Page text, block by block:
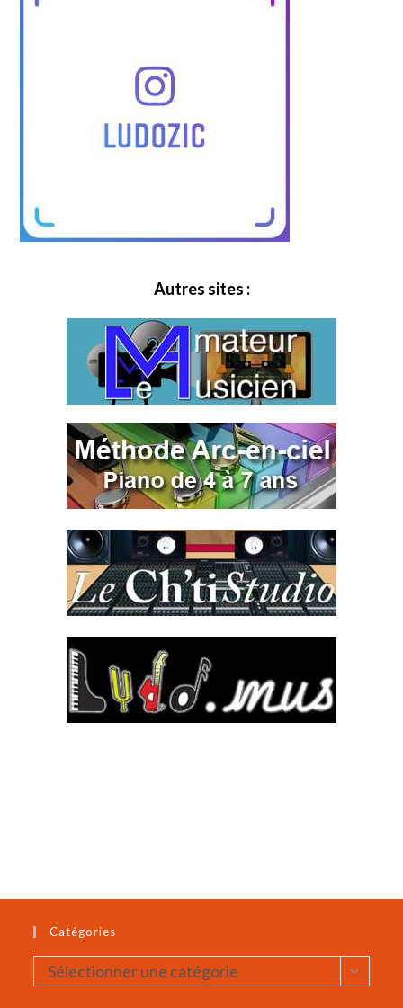
Autres sites :
Catégories
Catégories
Sélectionner une catégorie